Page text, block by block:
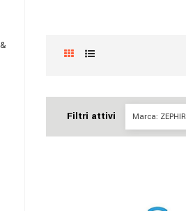
Filtri attivi Marca: ZEPHIR